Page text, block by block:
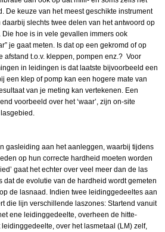
De keuze van het meest geschikte instrument
slechts twee delen van het antwoord op
Die hoe is in vele gevallen immers ook
je gaat meten. Is dat op een gekromd of op
afstand t.o.v. kleppen, pompen enz.? Voor
in leidingen is dat laatste bijvoorbeeld een
een klep of pomp kan een hogere mate van
van je meting kan vertekenen. Een
voorbeeld over het ‘waar’, zijn on-site
gasleiding aan het aanleggen, waarbij tijdens
op hun correcte hardheid moeten worden
gaat het echter over veel meer dan de las
dat de evolutie van de hardheid wordt gemeten
de lasnaad. Indien twee leidinggedeeltes aan
die lijn verschillende laszones: Startend vanuit
ene leidinggedeelte, overheen de hitte-
over het lasmetaal (LM) zelf,